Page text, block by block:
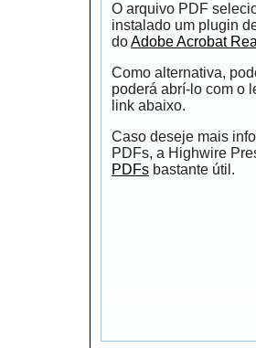
O arquivo PDF
instalado um plugin
doAdobe Acrobat
Como alternativa,
poderá abrí-lo com o
link abaixo.
Caso deseje mais
PDFs, a Highwire
PDFs bastante útil.